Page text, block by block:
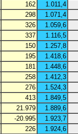
162
1.011,4
298
1.071,4
326
1.059,6
337
1.116,5
150
1.257,8
195
1.418,6
181
1.448,6
258
1.412,3
276
1.524,3
413
1.849,5
21.979
1.889,6
-20.995
1.923,7
226
1.924,6